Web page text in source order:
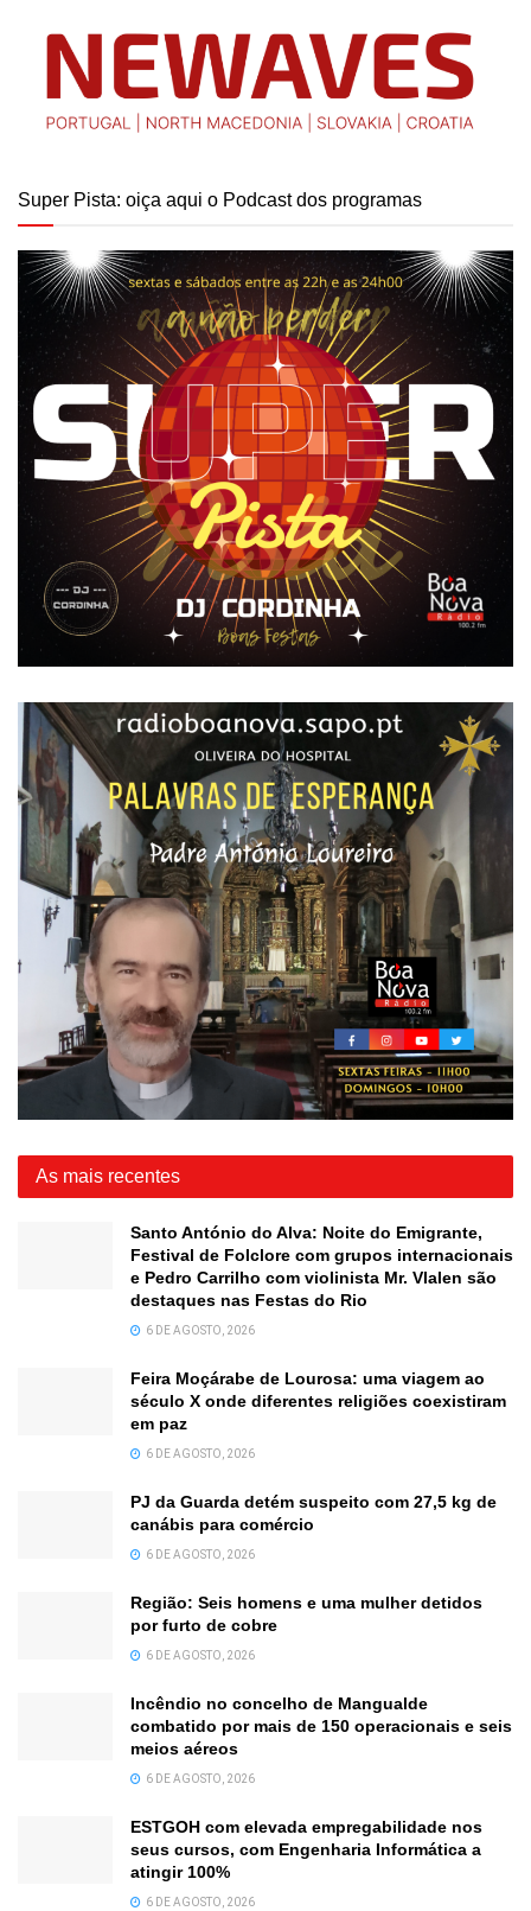
Super Pista: oiça aqui o Podcast dos programas
As mais recentes
Santo António do Alva: Noite do Emigrante,
Festival de Folclore com grupos internacionais
e Pedro Carrilho com violinista Mr. Vlalen são
destaques nas Festas do Rio
6 DE AGOSTO, 2026
Feira Moçárabe de Lourosa: uma viagem ao
século X onde diferentes religiões coexistiram
em paz
6 DE AGOSTO, 2026
PJ da Guarda detém suspeito com 27,5 kg de
canábis para comércio
6 DE AGOSTO, 2026
Região: Seis homens e uma mulher detidos
por furto de cobre
6 DE AGOSTO, 2026
Incêndio no concelho de Mangualde
combatido por mais de 150 operacionais e seis
meios aéreos
6 DE AGOSTO, 2026
ESTGOH com elevada empregabilidade nos
seus cursos, com Engenharia Informática a
atingir 100%
6 DE AGOSTO, 2026